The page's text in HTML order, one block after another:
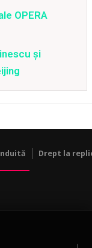
OPERA
și
Drept la